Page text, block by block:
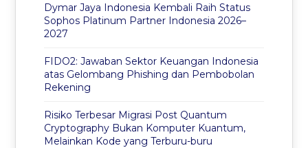
Dymar Jaya Indonesia Kembali Raih Status
Sophos Platinum Partner Indonesia 2026–
2027
FIDO2: Jawaban Sektor Keuangan Indonesia
atas Gelombang Phishing dan Pembobolan
Rekening
Risiko Terbesar Migrasi Post Quantum
Cryptography Bukan Komputer Kuantum,
Melainkan Kode yang Terburu-buru